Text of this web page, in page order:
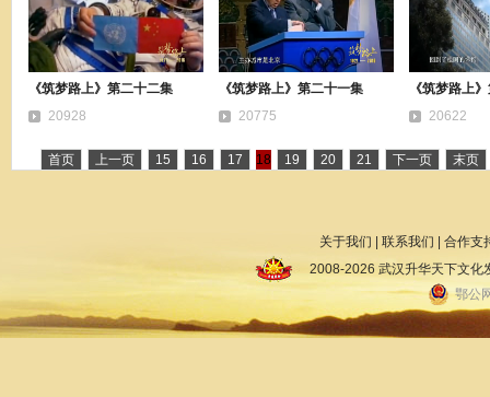
《筑梦路上》第二十二集
20928
《筑梦路上》第二十一集
20775
《筑梦路上
20622
首页 上一页 15 16 17 18 19 20 21 下一页 末页
关于我们 联系我们
合作支
2008-2026 武汉升华天下文
鄂公